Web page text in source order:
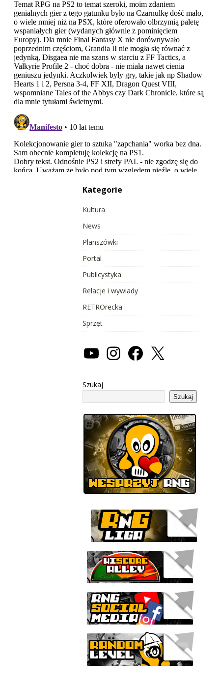
Kategorie
Kultura
News
Planszówki
Portal
Publicystyka
Relacje i wywiady
RETROrecka
Sprzęt
Szukaj
Szukaj